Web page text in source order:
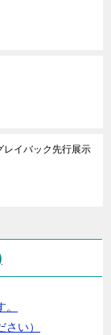
イバック先行展示
い）